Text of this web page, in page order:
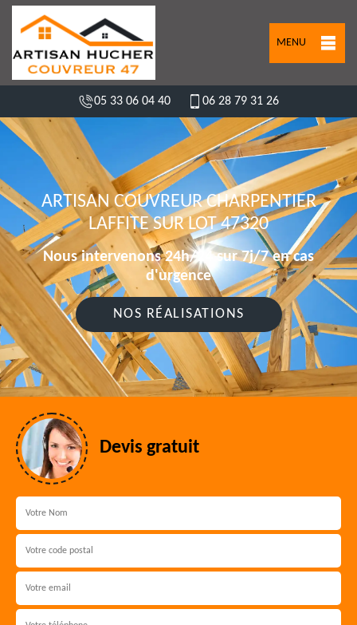
MENU
05 33 06 04 40 06 28 79 31 26
ARTISAN COUVREUR CHARPENTIER
LAFFITE SUR LOT 47320
Nous intervenons 24h/24 sur 7j/7 en cas
d'urgence
NOS RÉALISATIONS
Devis gratuit